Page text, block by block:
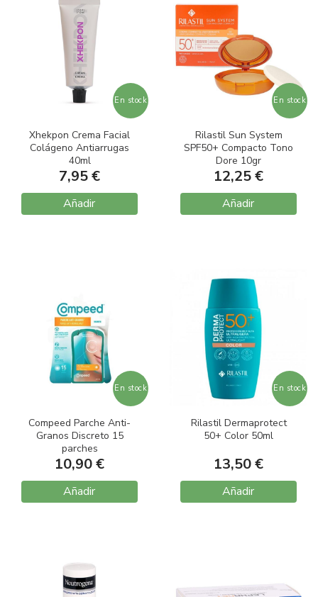
En stock
Xhekpon Crema Facial
Colágeno Antiarrugas
40ml
7,95 €
Añadir
En stock
Rilastil Sun System
SPF50+ Compacto Tono
Dore 10gr
12,25 €
Añadir
En stock
Compeed Parche Anti-
Granos Discreto 15
parches
10,90 €
Añadir
En stock
Rilastil Dermaprotect
50+ Color 50ml
13,50 €
Añadir